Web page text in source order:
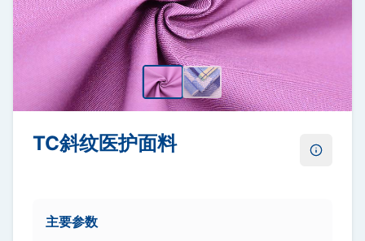
TC斜纹医护面料
了解更多
主要参数